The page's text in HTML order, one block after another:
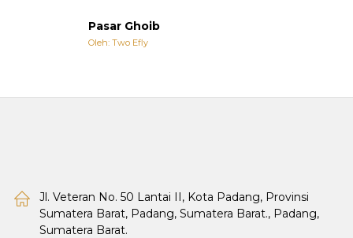
Pasar Ghoib
Oleh: Two Efly
Jl. Veteran No. 50 Lantai II, Kota Padang, Provinsi
Sumatera Barat, Padang, Sumatera Barat., Padang,
Sumatera Barat.